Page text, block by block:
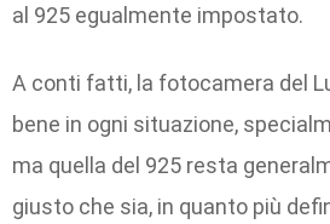
al 925 egualmente impostato.
A conti fatti, la fotocamera del
bene in ogni situazione,
ma quella del 925 resta
giusto che sia, in quanto più